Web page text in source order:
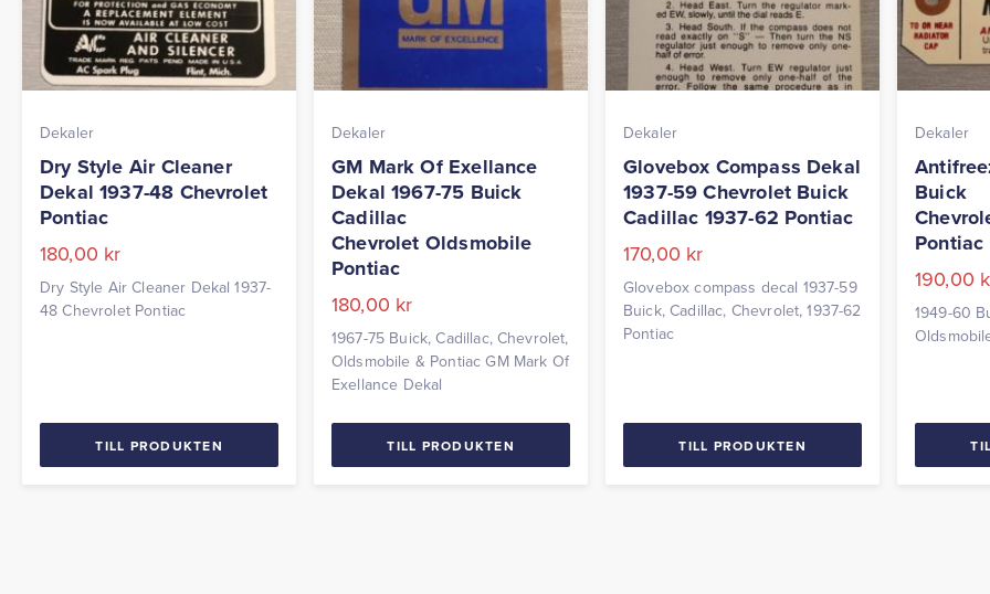
Dekaler
Dry Style Air Cleaner
Dekal 1937-48 Chevrolet
Pontiac
180,00 kr
Dry Style Air Cleaner Dekal 1937-
48 Chevrolet Pontiac
TILL PRODUKTEN
Dekaler
GM Mark Of Exellance
Dekal 1967-75 Buick
Cadillac
Chevrolet Oldsmobile
Pontiac
180,00 kr
1967-75 Buick, Cadillac, Chevrolet,
Oldsmobile & Pontiac GM Mark Of
Exellance Dekal
TILL PRODUKTEN
Dekaler
Glovebox Compass Dekal
1937-59 Chevrolet Buick
Cadillac 1937-62 Pontiac
170,00 kr
Glovebox compass decal 1937-59
Buick, Cadillac, Chevrolet, 1937-62
Pontiac
TILL PRODUKTEN
Dekaler
Buick
Pontiac
190,00
1949-60